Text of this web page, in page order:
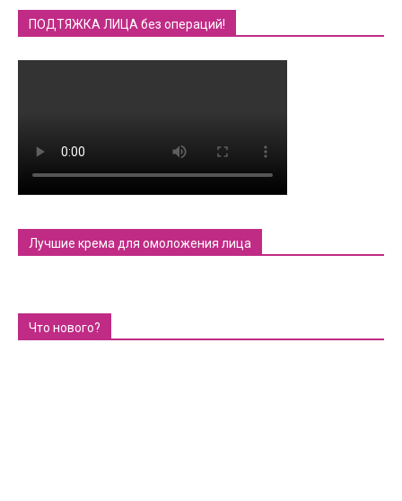
ПОДТЯЖКА ЛИЦА без операций!
Лучшие крема для омоложения лица
Что нового?